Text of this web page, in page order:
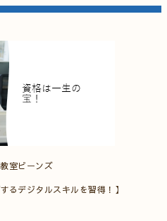
室ビーンズ
るデジタルスキルを習得！】